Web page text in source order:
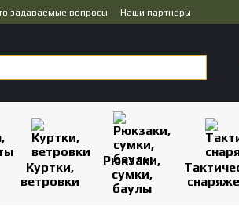
задаваемые вопросы
Наши партнеры
Куртки,
ветровки
Рюкзаки,
сумки,
баулы